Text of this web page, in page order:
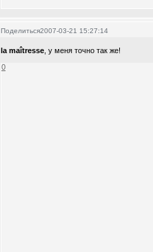
Поделиться2007-03-21 15:27:14
la maîtresse , у меня точно так же!
0